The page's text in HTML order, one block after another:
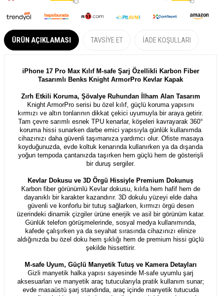
ÜRÜN AÇIKLAMASI TAVSIYE ET İADE KOŞULLARI
iPhone 17 Pro Max Kılıf M-safe Şarj Özellikli Karbon Fiber
Tasarımlı Benks Knight ArmorPro Kevlar Kapak
Zırh Etkili Koruma, Şövalye Ruhundan İlham Alan Tasarım
Knight ArmorPro serisi bu özel kılıf, güçlü koruma yapısını
kırmızı ve altın tonlarının dikkat çekici uyumuyla bir araya getirir.
Tam çevre sarımlı esnek TPU kenarlar, köşeleri kavrayarak 360°
koruma hissi sunarken darbe emici yapısıyla günlük kullanımda
cihazınızı daha güvenli taşımanıza yardımcı olur. Ofiste masaya
koyduğunuzda, evde koltuk kenarında kullanırken ya da dışarıda
yoğun tempoda çantanızda taşırken hem güçlü hem de gösterişli
bir duruş sergiler.
Kevlar Dokusu ve 3D Örgü Hissiyle Premium Dokunuş
Karbon fiber görünümlü Kevlar dokusu, kılıfa hem hafif hem de
dayanıklı bir karakter kazandırır. 3D dokulu yüzeyi elde daha
güvenli ve konforlu bir tutuş sağlarken, kırmızı örgü desen
üzerindeki dinamik çizgiler ürüne enerjik ve asil bir görünüm katar.
Günlük telefon görüşmelerinde, sosyal medya kullanımında,
kafede çalışırken ya da seyahat sırasında cihazınızı elinize
aldığınızda bu özel doku hem şıklığı hem de premium hissi güçlü
şekilde hissettirir.
M-safe Uyum, Güçlü Manyetik Tutuş ve Kamera Detayları
Gizli manyetik halka yapısı sayesinde M-safe uyumlu şarj
aksesuarları ve manyetik araç tutucularıyla pratik kullanım sunar;
evde masaüstü şarj standında, araç içinde manyetik tutucuda